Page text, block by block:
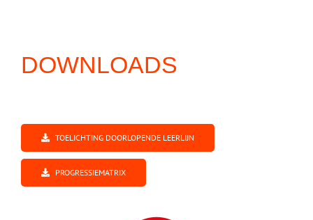
DOWNLOADS
TOELICHTING DOORLOPENDE LEERLIJN
PROGRESSIEMATRIX